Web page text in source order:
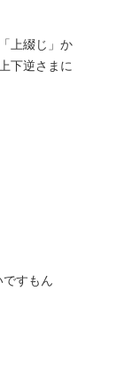
上綴じ」か
下逆さまに
すもん